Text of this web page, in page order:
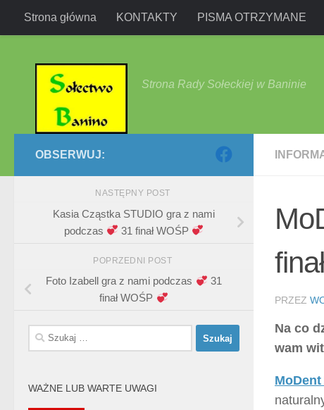
Przejdź do treści
Strona główna KONTAKTY PISMA OTRZYMANE
Strona Rady Sołeckiej w Baninie
PRZEZ
Na co
wam
OBSERWUJ:
NASTĘPNY POST
Kasia Cząstka STUDIO gra z nami
podczas
31 finał WOŚP
POPRZEDNI POST
Foto Izabell gra z nami podczas
31
finał WOŚP
Szukaj:
WAŻNE LUB WARTE UWAGI